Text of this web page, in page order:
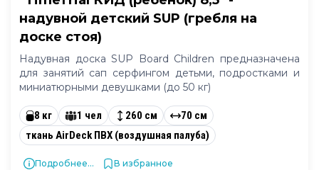
надувной детский SUP (гребля на
доске стоя)
Надувная доска SUP Board Children предназначена
для занятий сап серфингом детьми, подростками и
миниатюрными девушками (до 50 кг)
8 кг 1 чел 260 см
70 см
ткань AirDeck ПВХ (воздушная палуба)
Подробнее... В избранное